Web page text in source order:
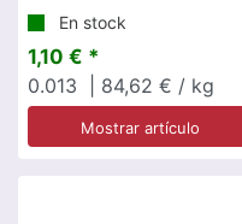
En stock
1,10 € *
0.013
| 84,62 € / kg
Mostrar artículo